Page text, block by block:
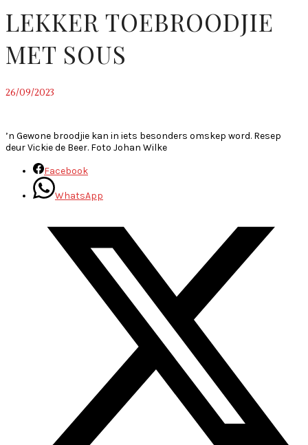
LEKKER TOEBROODJIE
MET SOUS
26/09/2023
’n Gewone broodjie kan in iets besonders omskep word. Resep
deur Vickie de Beer. Foto Johan Wilke
Facebook
WhatsApp